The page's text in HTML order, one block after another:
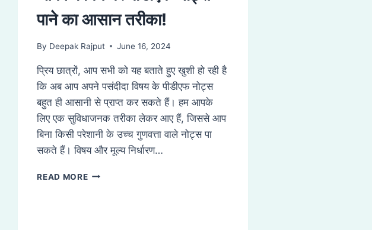
पाने का आसान तरीका!
By Deepak Rajput June 16, 2024
प्रिय छात्रों, आप सभी को यह बताते हुए खुशी हो रही है
कि अब आप अपने पसंदीदा विषय के पीडीएफ नोट्स
बहुत ही आसानी से प्राप्त कर सकते हैं। हम आपके
लिए एक सुविधाजनक तरीका लेकर आए हैं, जिससे आप
बिना किसी परेशानी के उच्च गुणवत्ता वाले नोट्स पा
सकते हैं। विषय और मूल्य निर्धारण…
READ MOREआपके